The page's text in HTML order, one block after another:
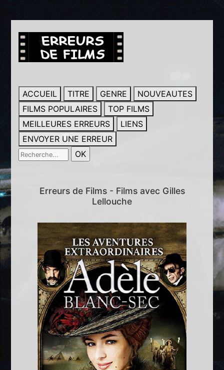
ACCUEIL TITRE GENRE
NOUVEAUTES
FILMS POPULAIRES
TOP FILMS
MEILLEURES ERREURS
LIENS
ENVOYER UNE ERREUR
Erreurs de Films - Films avec Gilles
Lellouche